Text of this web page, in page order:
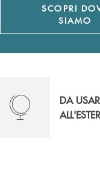
SCOPRI
SIAMO
DA